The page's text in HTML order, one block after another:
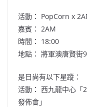
活動： PopCorn x
嘉賓： 2AM
時間： 18:00
地點： 將軍澳唐賢街
是日尚有以下星蹤：
活動： 西九龍中心「
發佈會」